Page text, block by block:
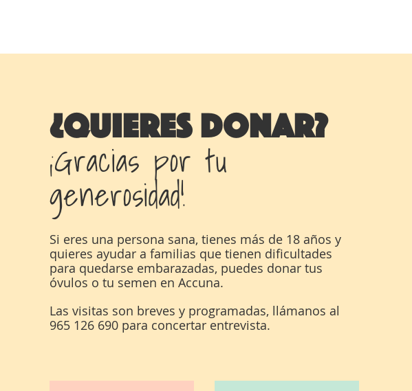
¿QUIERES DONAR?
¡Gracias por tu
generosidad!
Si eres una persona sana, tienes más de 18 años y
quieres ayudar a familias que tienen dificultades
para quedarse embarazadas, puedes donar tus
óvulos o tu semen en Accuna.
Las visitas son breves y programadas, llámanos al
965 126 690 para concertar entrevista.